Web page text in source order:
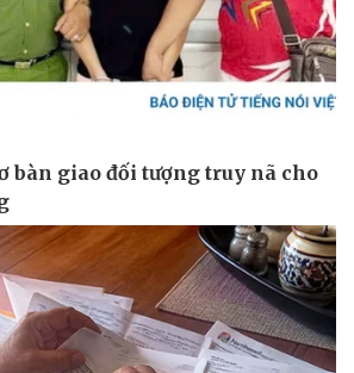
Ô tô - Xe máy
Ô tô
Xe máy